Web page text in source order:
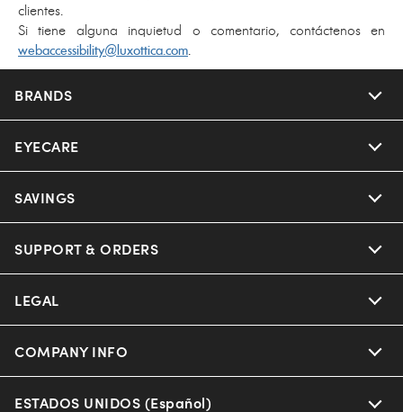
clientes.
Si tiene alguna inquietud o comentario, contáctenos en
webaccessibility@luxottica.com
BRANDS
EYECARE
SAVINGS
SUPPORT & ORDERS
LEGAL
COMPANY INFO
ESTADOS UNIDOS (Español)